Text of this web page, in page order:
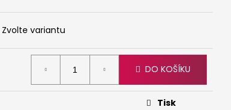
Zvolte variantu
DO KOŠÍKU
Tisk